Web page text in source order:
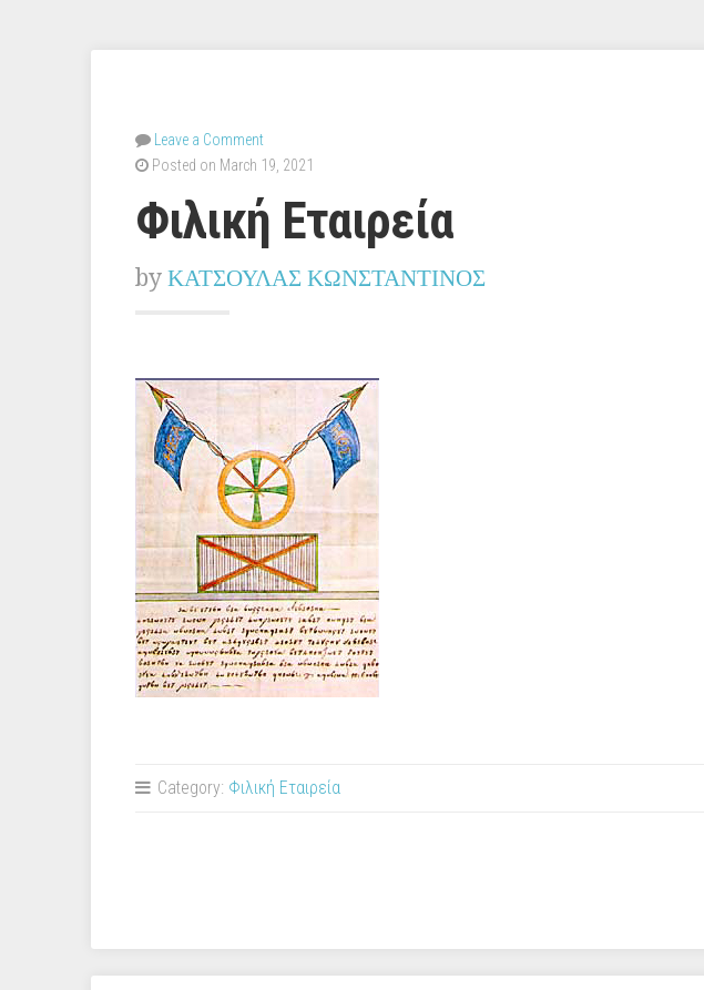
Leave a Comment
Posted on March 19, 2021
Φιλική Εταιρεία
by ΚΑΤΣΟΥΛΑΣ ΚΩΝΣΤΑΝΤΙΝΟΣ
Category: Φιλική Εταιρεία